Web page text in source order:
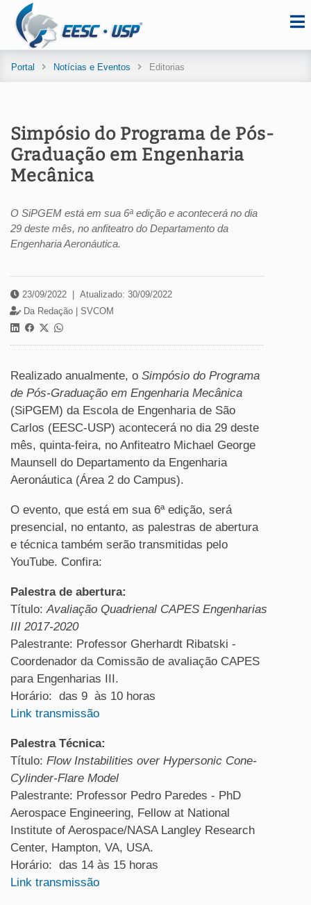
Portal Notícias e Eventos Editorias
Simpósio do Programa de Pós-
Graduação em Engenharia
Mecânica
O SiPGEM está em sua 6ª edição e acontecerá no dia
29 deste mês, no anfiteatro do Departamento da
Engenharia Aeronáutica.
23/09/2022
Atualizado: 30/09/2022
Da Redação | SVCOM
Realizado anualmente, o Simpósio do Programa
de Pós-Graduação em Engenharia Mecânica
(SiPGEM) da Escola de Engenharia de São
Carlos (EESC-USP) acontecerá no dia 29 deste
mês, quinta-feira, no Anfiteatro Michael George
Maunsell do Departamento da Engenharia
Aeronáutica (Área 2 do Campus).
O evento, que está em sua 6ª edição, será
presencial, no entanto, as palestras de abertura
e técnica também serão transmitidas pelo
YouTube. Confira:
Palestra de abertura:
Título:Avaliação Quadrienal CAPES Engenharias
III 2017-2020
Palestrante: Professor Gherhardt Ribatski -
Coordenador da Comissão de avaliação CAPES
para Engenharias III.
Horário: das 9 às 10 horas
Link transmissão
Palestra Técnica:
Título: Flow Instabilities over Hypersonic Cone-
Cylinder-Flare Model
Palestrante: Professor Pedro Paredes - PhD
Aerospace Engineering, Fellow at National
Institute of Aerospace/NASA Langley Research
Center, Hampton, VA, USA.
Horário: das 14 às 15 horas
Link transmissão